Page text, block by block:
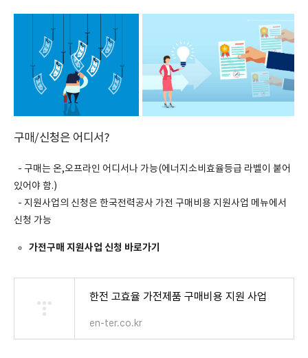
구매/신청은 어디서?
- 구매는 온,오프라인 어디서나 가능(에너지소비효율등급 라벨이 붙어
있어야 함.)
- 지원사업의 신청은 한국전력공사 가전 구매비용 지원사업 메뉴에서
신청 가능
가전구매 지원사업 신청 바로가기
한전 고효율 가전제품 구매비용 지원 사업
en-ter.co.kr